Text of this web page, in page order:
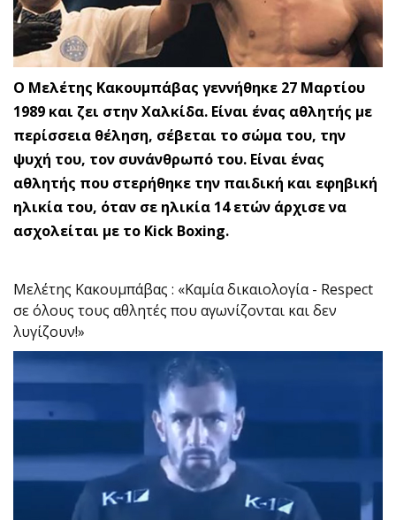
Ο Μελέτης Κακουμπάβας γεννήθηκε 27 Μαρτίου
1989 και ζει στην Χαλκίδα. Είναι ένας αθλητής με
περίσσεια θέληση, σέβεται το σώμα του, την
ψυχή του, τον συνάνθρωπό του. Είναι ένας
αθλητής που στερήθηκε την παιδική και εφηβική
ηλικία του, όταν σε ηλικία 14 ετών άρχισε να
ασχολείται με το Kick Boxing.
Μελέτης Κακουμπάβας : «Καμία δικαιολογία - Respect
σε όλους τους αθλητές που αγωνίζονται και δεν
λυγίζουν!»